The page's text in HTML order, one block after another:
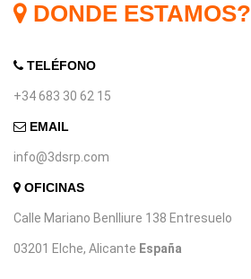
DONDE ESTAMOS?
TELÉFONO
+34 683 30 62 15
EMAIL
info@3dsrp.com
OFICINAS
Calle Mariano Benlliure 138 Entresuelo
03201 Elche, Alicante España